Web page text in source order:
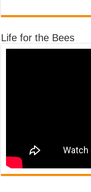
Life for the Bees